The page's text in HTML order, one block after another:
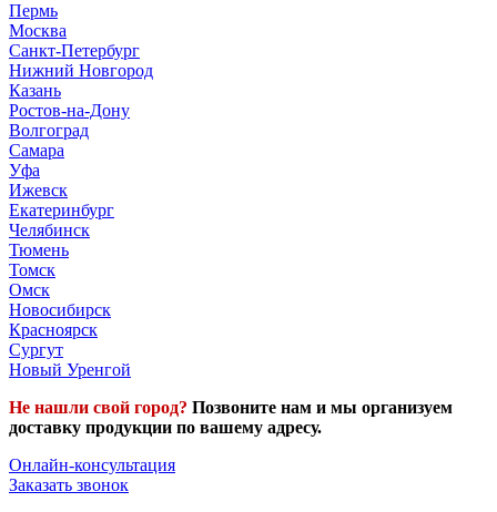
Пермь
Москва
Санкт-Петербург
Нижний Новгород
Казань
Ростов-на-Дону
Волгоград
Самара
Уфа
Ижевск
Екатеринбург
Челябинск
Тюмень
Томск
Омск
Новосибирск
Красноярск
Сургут
Новый Уренгой
Не нашли свой город? Позвоните нам и мы организуем
доставку продукции по вашему адресу.
Онлайн-консультация
Заказать звонок